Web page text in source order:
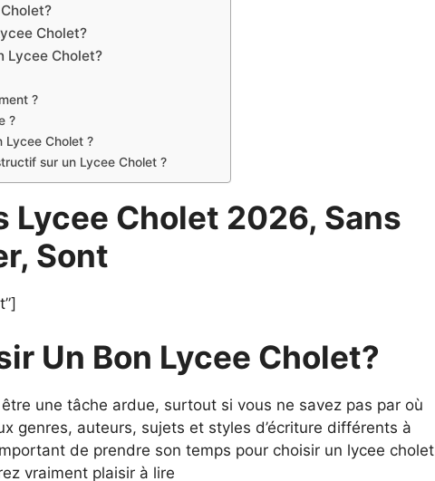
Cholet?
Lycee Cholet?
?
?
Lycee Cholet ?
sur un Lycee Cholet ?
Lycee Cholet 2026, Sans
Sont
Un Bon Lycee Cholet?
une tâche ardue, surtout si vous ne savez pas par où
genres, auteurs, sujets et styles d’écriture différents à
de prendre son temps pour choisir un lycee cholet
vraiment plaisir à lire